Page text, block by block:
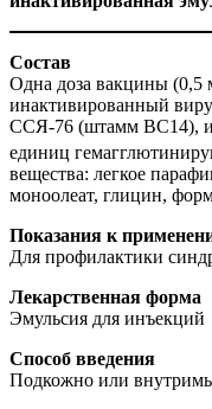
Состав
Одна доза вакцины (0,5
инактивированный
ССЯ-76 (штамм BC14),
единиц
вещества: легкое
моноолеат, глицин,
Показания к
Для профилактики
Лекарственная форма
Эмульсия для инъекций
Способ введения
Подкожно или